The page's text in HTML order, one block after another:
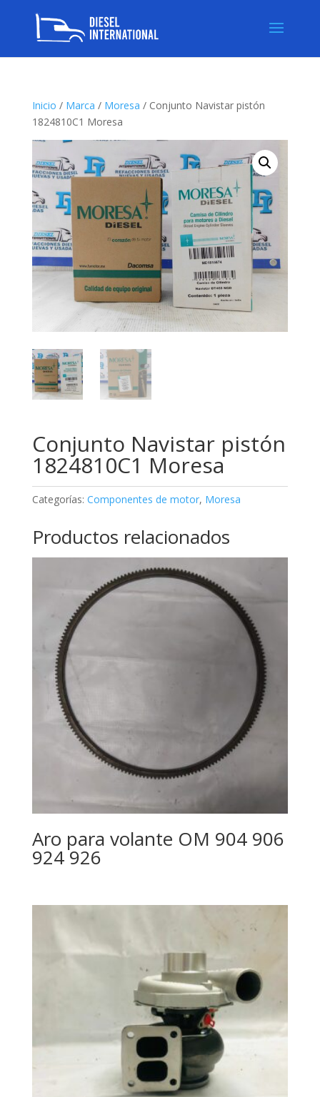
Inicio / Marca / Moresa / Conjunto Navistar pistón
1824810C1 Moresa
Conjunto Navistar pistón
1824810C1 Moresa
Categorías: Componentes de motor, Moresa
Productos relacionados
Aro para volante OM 904 906
924 926